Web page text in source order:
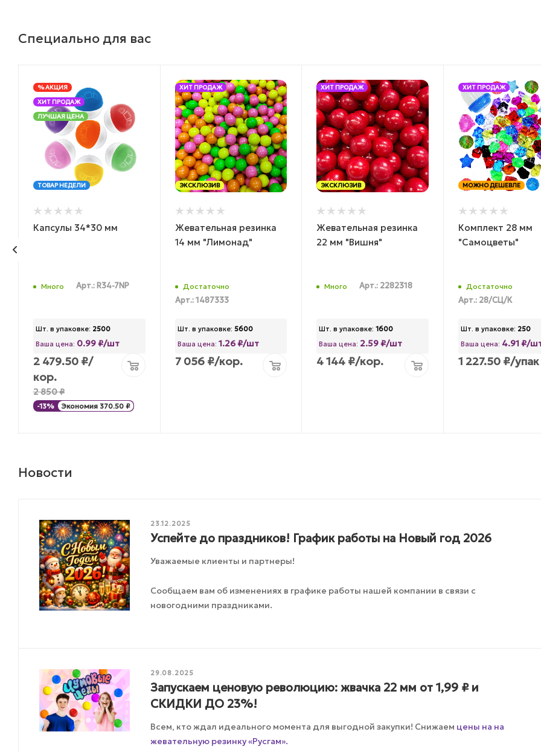
Специально для вас
% АКЦИЯ
ХИТ ПРОДАЖ
ЛУЧШАЯ ЦЕНА
ТОВАР НЕДЕЛИ
Капсулы 34*30 мм
Много Арт.: R34-7NP
Шт. в упаковке: 2500
Ваша цена: 0.99 ₽/шт
2 479.50₽/
кор.
2 850₽
-13% Экономия 370.50₽
ХИТ ПРОДАЖ
ЭКСКЛЮЗИВ
Жевательная резинка
14 мм "Лимонад"
Достаточно
Арт.: 1487333
Шт. в упаковке: 5600
Ваша цена: 1.26 ₽/шт
7 056₽/кор.
ХИТ ПРОДАЖ
ЭКСКЛЮЗИВ
Жевательная резинка
22 мм "Вишня"
Много Арт.: 2282318
Шт. в упаковке: 1600
Ваша цена: 2.59 ₽/шт
4 144 ₽/кор.
ХИТ ПРОДАЖ
МОЖНО ДЕШЕВЛЕ
Комплект 28 мм
"Самоцветы"
Достаточно
Арт.: 28/СЦ/К
Шт. в упаковке: 250
Ваша цена: 4.91 ₽/
1 227.50 ₽/упак
Новости
23.12.2025
Успейте до праздников! График работы на Новый год 2026
Уважаемые клиенты и партнеры!
Сообщаем вам об изменениях в графике работы нашей компании в связи с
новогодними праздниками.
29.08.2025
Запускаем ценовую революцию: жвачка 22 мм от 1,99 ₽ и
СКИДКИ ДО 23%!
Всем, кто ждал идеального момента для выгодной закупки! Снижаем цены на на
жевательную резинку «Русгам».